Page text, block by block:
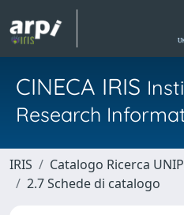
CINECA IRIS
Research
IRIS Catalogo Ricerca
2.7 Schede di catalogo